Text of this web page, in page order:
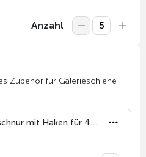
Anzahl
Zubehör für Galerieschiene
Aufhängeschnur mit Haken für 4 kg